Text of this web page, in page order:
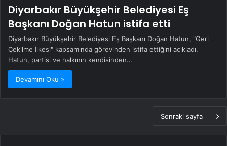
Diyarbakır Büyükşehir Belediyesi Eş
Başkanı Doğan Hatun istifa etti
Diyarbakır Büyükşehir Belediyesi Eş Başkanı Doğan Hatun, "Geri
Çekilme İlkesi" kapsamında görevinden istifa ettiğini açıkladı.
Hatun, partisi ve halkının kendisinden…
Devamını Oku »
Sonraki sayfa